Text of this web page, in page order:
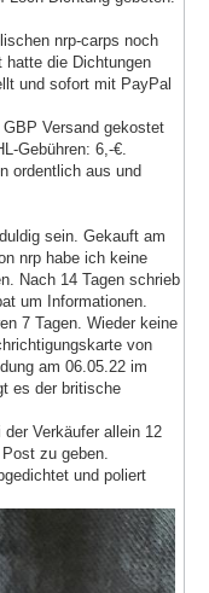
nrp-carps noch
die Dichtungen
und sofort mit PayPal
Versand gekostet
Gebühren: 6,-€.
ordentlich aus und
sein. Gekauft am
nrp habe ich keine
Nach 14 Tagen schrieb
um Informationen.
7 Tagen. Wieder keine
von
am 06.05.22 im
es der britische
Verkäufer allein 12
zu geben.
und poliert